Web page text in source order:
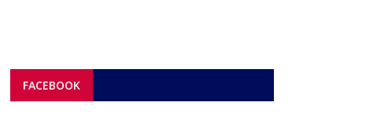
FACEBOOK